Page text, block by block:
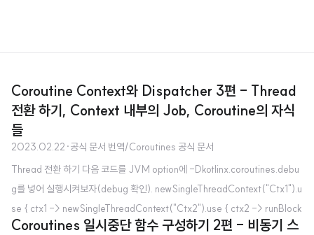
Coroutine Context와 Dispatcher 3편 - Thread
전환 하기, Context 내부의 Job, Coroutine의 자식
들
2023.02.22 ·공식 문서 번역/Coroutines 공식 문서
Thread 전환 하기 다음 코드를 JVM option에 -Dkotlinx.coroutines.debu
g를 넣어 실행시켜보자(debug 확인). newSingleThreadContext("Ctx1").u
se { ctx1 -> newSingleThreadContext("Ctx2").use { ctx2 -> runBlock
ing(ctx1) { log("Started in ctx1") withContext(ctx2) { log("Working in
Coroutines 일시중단 함수 구성하기 2편 - 비동기 스